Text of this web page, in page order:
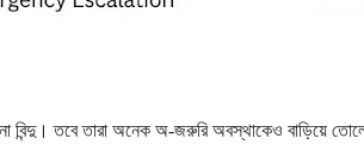
তবে তারা অনেক অ-জরুরি অবস্থাকেও বাড়িয়ে